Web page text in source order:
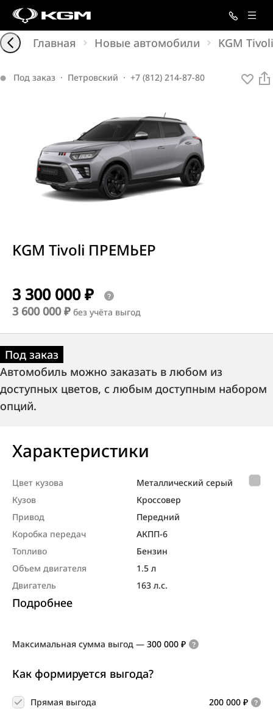
Главная Новые автомобили KGM Tivoli
Под заказ · Петровский · +7 (812) 214-87-80
KGM Tivoli ПРЕМЬЕР
3 300 000 ₽
3 600 000 ₽ без учёта выгод
Под заказ
Автомобиль можно заказать в любом из
доступных цветов, с любым доступным набором
опций.
Характеристики
Цвет кузова
Металлический серый
Кузов
Кроссовер
Привод
Передний
Коробка передач
АКПП-6
Топливо
Бензин
Объем двигателя
1.5 л
Двигатель
163 л.с.
Подробнее
Максимальная сумма выгод — 300 000 ₽
Как формируется выгода?
200 000 ₽
Прямая выгода